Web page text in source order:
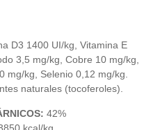
D3 1400 UI/kg, Vitamina E
3,5 mg/kg, Cobre 10 mg/kg,
mg/kg, Selenio 0,12 mg/kg.
naturales (tocoferoles).
42%
kcal/kg.